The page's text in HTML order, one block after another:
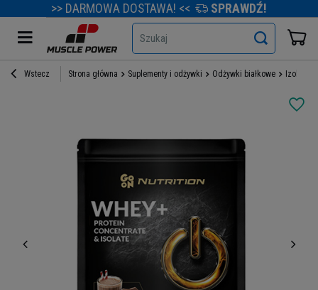
>> DARMOWA DOSTAWA! << SPRAWDŹ!
Szukaj
Wstecz Strona główna Suplementy i odżywki Odżywki białkowe Izolaty